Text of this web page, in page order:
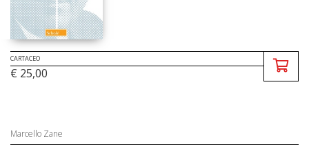
CARTACEO
€ 25,00
Marcello Zane